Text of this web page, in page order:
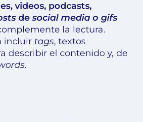
videos, podcasts,
de social media o gifs
la lectura.
incluir tags, textos
describir el contenido y, de